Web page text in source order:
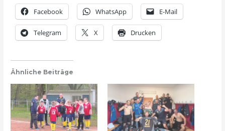
Facebook WhatsApp E-Mail
Telegram X Drucken
Ähnliche Beiträge